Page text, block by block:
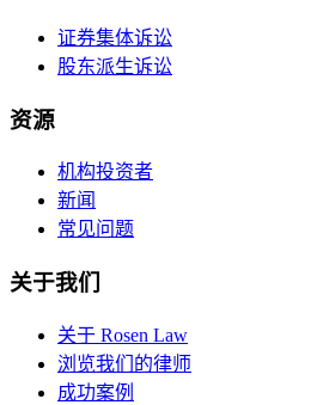
证券集体诉讼
股东派生诉讼
资源
机构投资者
新闻
常见问题
关于我们
关于 Rosen Law
浏览我们的律师
成功案例